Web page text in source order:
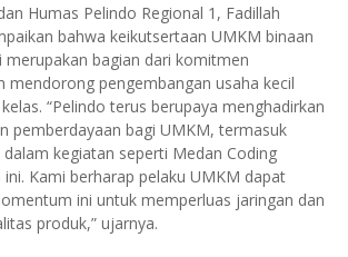
Humas Pelindo Regional 1, Fadillah
bahwa keikutsertaan UMKM binaan
merupakan bagian dari komitmen
mendorong pengembangan usaha kecil
“Pelindo terus berupaya menghadirkan
pemberdayaan bagi UMKM, termasuk
kegiatan seperti Medan Coding
Kami berharap pelaku UMKM dapat
ini untuk memperluas jaringan dan
produk,” ujarnya.